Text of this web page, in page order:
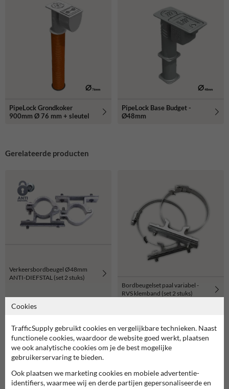
PipeLock Grondkoker
900mm Ø 76 mm + sleutel
PipeLock Base Budget -
Ø48mm
Gerelateerde producten
Verkeersbordbeugel Ø48mm
ANTI-DIEFSTAL (set 2 stuks)
Bordbeugelset paal variabel -
RVS klemband (set 2 stuks)
Cookies
TrafficSupply gebruikt cookies en vergelijkbare technieken. Naast
functionele cookies, waardoor de website goed werkt, plaatsen
we ook analytische cookies om je de best mogelijke
gebruikerservaring te bieden.
Ook plaatsen we marketing cookies en mobiele advertentie-
identifiers, waarmee wij en derde partijen gepersonaliseerde en